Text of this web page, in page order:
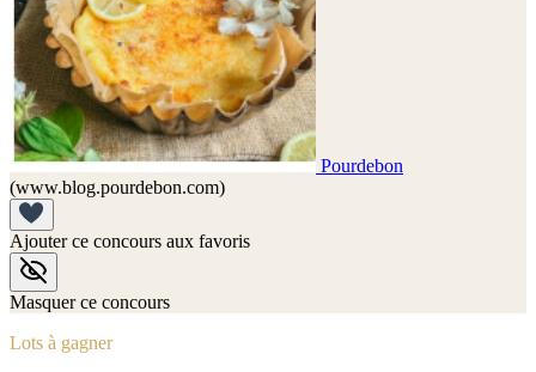
Pourdebon
(www.blog.pourdebon.com)
Ajouter ce concours aux favoris
Masquer ce concours
Lots à gagner